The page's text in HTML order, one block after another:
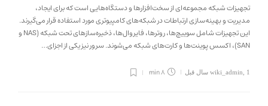
تجهیزات شبکه مجموعه‌ای از سخت‌افزارها و دستگاه‌هایی است که برای ایجاد،
مدیریت و بهینه‌سازی ارتباطات در شبکه‌های کامپیوتری مورد استفاده قرار می‌گیرند.
این تجهیزات شامل سوییچ‌ها، روترها، فایروال‌ها، ذخیره‌سازهای تحت شبکه (NAS و
SAN)، اکسس پوینت‌ها و کارت‌های شبکه می‌شوند. سرور نیز یکی از اجزای…
wiki_admin 1 سال قبل 8 min